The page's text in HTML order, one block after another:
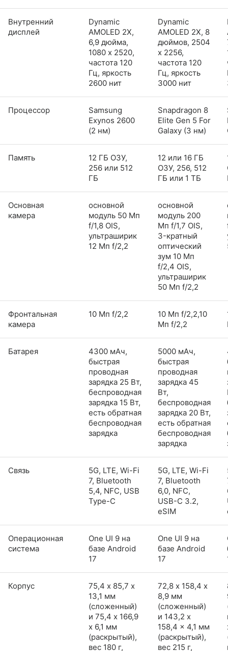
Внутренний
дисплей
Dynamic
AMOLED 2X,
6,9 дюйма,
1080 x 2520,
частота 120
Гц, яркость
2600 нит
Dynamic
AMOLED 2X, 8
дюймов, 2504
x 2256,
частота 120
Гц, яркость
3000 нит
Процессор
Samsung
Exynos 2600
(2 нм)
Snapdragon 8
Elite Gen 5 For
Galaxy (3 нм)
Память
12 ГБ ОЗУ,
256 или 512
ГБ
12 или 16 ГБ
ОЗУ, 256, 512
ГБ или 1 ТБ
Основная
камера
основной
модуль 50 Мп
f/1,8 OIS,
ультраширик
12 Мп f/2,2
основной
модуль 200
Мп f/1,7 OIS,
3-кратный
оптический
зум 10 Мп
f/2,4 OIS,
ультраширик
50 Мп f/2,2
Фронтальная
камера
10 Мп f/2,2
10 Мп f/2,2,10
Мп f/2,2
Батарея
4300 мАч,
быстрая
проводная
зарядка 25 Вт,
беспроводная
зарядка 15 Вт,
есть обратная
беспроводная
зарядка
5000 мАч,
быстрая
проводная
зарядка 45
Вт,
беспроводная
зарядка 20 Вт,
есть обратная
беспроводная
зарядка
Связь
5G, LTE, Wi-Fi
7, Bluetooth
5,4, NFC, USB
Type-C
5G, LTE, Wi-Fi
7, Bluetooth
6,0, NFC,
USB-C 3.2,
eSIM
Операционная
система
One UI 9 на
базе Android
17
One UI 9 на
базе Android
17
Корпус
75,4 х 85,7 х
13,1 мм
(сложенный)
и 75,4 x 166,9
x 6,1 мм
(раскрытый),
вес 180 г,
72,8 х 158,4 х
8,9 мм
(сложенный)
и 143,2 x
158,4 x 4,1 мм
(раскрытый),
вес 215 г,